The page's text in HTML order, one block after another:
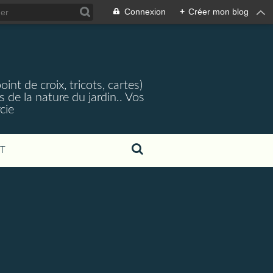
Connexion + Créer mon blog
de croix, tricots, cartes)
de la nature du jardin.. Vos